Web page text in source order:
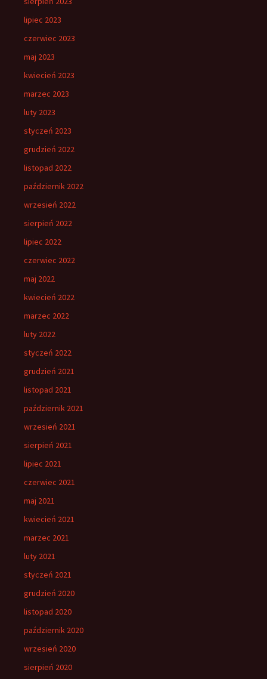
lipiec 2023
czerwiec 2023
maj 2023
kwiecień 2023
marzec 2023
luty 2023
styczeń 2023
grudzień 2022
listopad 2022
październik 2022
wrzesień 2022
sierpień 2022
lipiec 2022
czerwiec 2022
maj 2022
kwiecień 2022
marzec 2022
luty 2022
styczeń 2022
grudzień 2021
listopad 2021
październik 2021
wrzesień 2021
sierpień 2021
lipiec 2021
czerwiec 2021
maj 2021
kwiecień 2021
marzec 2021
luty 2021
styczeń 2021
grudzień 2020
listopad 2020
październik 2020
wrzesień 2020
sierpień 2020